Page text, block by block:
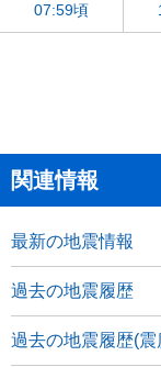
07:59頃
関連情報
最新の地震情報
過去の地震履歴
過去の地震履歴(震